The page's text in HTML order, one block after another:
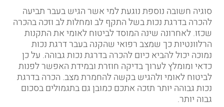
סוגיה חשובה נוספת נוגעת למי אשר הגיש בעבר תביעה
להכרה בדרגת נכות בשל התקף לב ומחלות לב וזכה בהכרה
שכזו. לאחרונה שינה המוסד לביטוח לאומי את התקנות
הרלוונטיות כך שמצב רפואי שהקנה בעבר דרגת נכות
נמוכה יכול להביא כיום להכרה בדרגת נכות גבוהה. על כן
כדאי ומומלץ לערוך בדיקה חוזרת ובמידת האפשר לפנות
לביטוח לאומי ולהגיש בקשה להחמרת מצב. הכרה בדרגת
נכות גבוהה יותר תזכה אתכם כמובן גם בתגמולים בסכום
גבוה יותר.